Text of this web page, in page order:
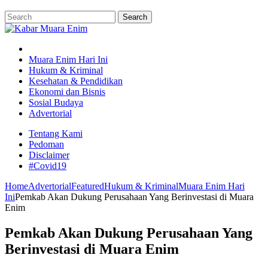
Muara Enim Hari Ini
Hukum & Kriminal
Kesehatan & Pendidikan
Ekonomi dan Bisnis
Sosial Budaya
Advertorial
Tentang Kami
Pedoman
Disclaimer
#Covid19
HomeAdvertorialFeaturedHukum & KriminalMuara Enim Hari
IniPemkab Akan Dukung Perusahaan Yang Berinvestasi di Muara
Enim
Pemkab Akan Dukung Perusahaan Yang
Berinvestasi di Muara Enim